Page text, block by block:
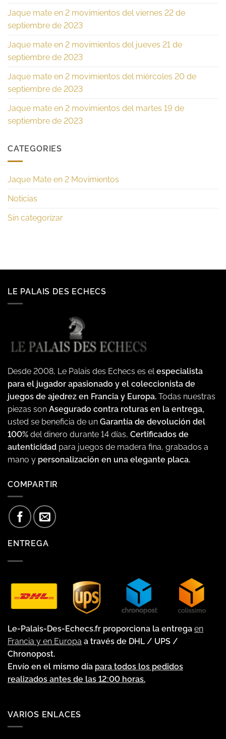
Jaque mate en 2 movimientos del viernes 22 de
septiembre de 2023
Jaque mate en 2 movimientos del jueves 21 de
septiembre de 2023
Jaque mate en 2 movimientos del miércoles 20 de
septiembre de 2023
Jaque mate en 2 movimientos del martes 19 de
septiembre de 2023
CATEGORIES
Jaque Mate en 2 Movimientos
Noticias
Sin categorizar
LE PALAIS DES ECHECS
Desde 2008, Le Palais des Echecs es elespecialista
para el jugador apasionado y el coleccionista de
juegos de ajedrez en Francia y Europa. Todas nuestras
piezas son Asegurado contra roturas en la entrega,
usted se beneficia de un Garantía de devolución del
100% del dinero durante 14 días, Certificados de
autenticidad para juegos de madera fina, grabados a
mano y personalización en una elegante placa.
COMPARTIR
ENTREGA
Le-Palais-Des-Echecs.fr proporciona la entrega en
Francia y en Europa a través de DHL / UPS /
Chronopost.
Envío en el mismo día para todos los pedidos
realizados antes de las 12:00 horas.
VARIOS ENLACES